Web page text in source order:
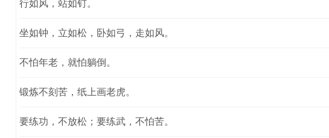
行如风，站如钉。
坐如钟，立如松，卧如弓，走如风。
不怕年老，就怕躺倒。
锻炼不刻苦，纸上画老虎。
要练功，不放松；要练武，不怕苦。